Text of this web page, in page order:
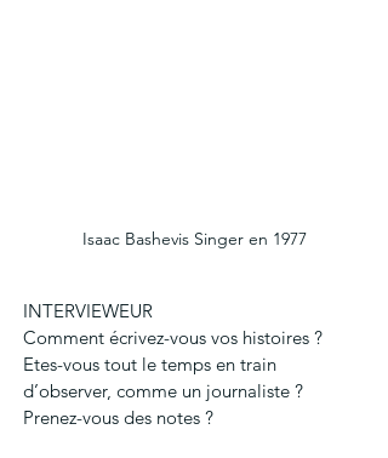
Isaac Bashevis Singer en 1977
INTERVIEWEUR
Comment écrivez-vous vos histoires ?
Etes-vous tout le temps en train
d’observer, comme un journaliste ?
Prenez-vous des notes ?